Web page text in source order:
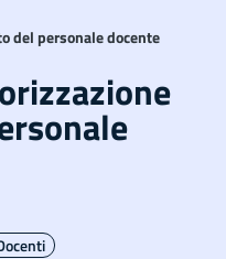
del personale docente